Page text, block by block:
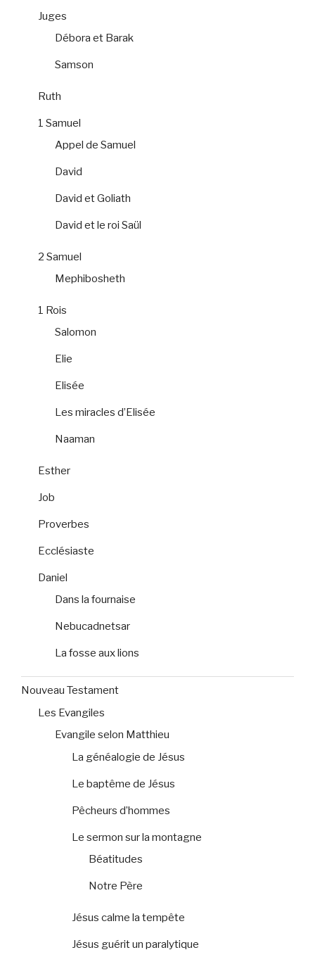
Juges
Débora et Barak
Samson
Ruth
1 Samuel
Appel de Samuel
David
David et Goliath
David et le roi Saül
2 Samuel
Mephibosheth
1 Rois
Salomon
Elie
Elisée
Les miracles d’Elisée
Naaman
Esther
Job
Proverbes
Ecclésiaste
Daniel
Dans la fournaise
Nebucadnetsar
La fosse aux lions
Nouveau Testament
Les Evangiles
Evangile selon Matthieu
La généalogie de Jésus
Le baptême de Jésus
Pêcheurs d’hommes
Le sermon sur la montagne
Béatitudes
Notre Père
Jésus calme la tempête
Jésus guérit un paralytique